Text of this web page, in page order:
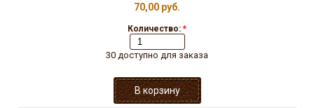
70,00 руб.
Количество: *
30 доступно для заказа